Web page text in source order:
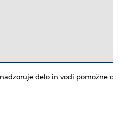
nadzoruje delo in vodi pomožne